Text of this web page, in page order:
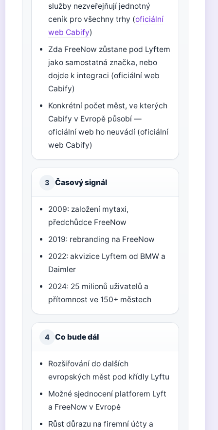
služby nezveřejňují jednotný
ceník pro všechny trhy (oficiální
web Cabify)
Zda FreeNow zůstane pod Lyftem
jako samostatná značka, nebo
dojde k integraci (oficiální web
Cabify)
Konkrétní počet měst, ve kterých
Cabify v Evropě působí —
oficiální web ho neuvádí (oficiální
web Cabify)
3 Časový signál
2009: založení mytaxi,
předchůdce FreeNow
2019: rebranding na FreeNow
2022: akvizice Lyftem od BMW a
Daimler
2024: 25 milionů uživatelů a
přítomnost ve 150+ městech
4 Co bude dál
Rozšiřování do dalších
evropských měst pod křídly Lyftu
Možné sjednocení platforem Lyft
a FreeNow v Evropě
Růst důrazu na firemní účty a